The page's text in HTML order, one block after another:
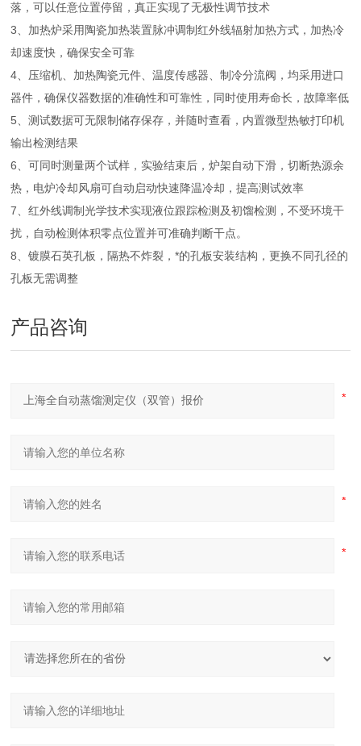
落，可以任意位置停留，真正实现了无极性调节技术
3、加热炉采用陶瓷加热装置脉冲调制红外线辐射加热方式，加热冷
却速度快，确保安全可靠
4、压缩机、加热陶瓷元件、温度传感器、制冷分流阀，均采用进口
器件，确保仪器数据的准确性和可靠性，同时使用寿命长，故障率低
5、测试数据可无限制储存保存，并随时查看，内置微型热敏打印机
输出检测结果
6、可同时测量两个试样，实验结束后，炉架自动下滑，切断热源余
热，电炉冷却风扇可自动启动快速降温冷却，提高测试效率
7、红外线调制光学技术实现液位跟踪检测及初馏检测，不受环境干
扰，自动检测体积零点位置并可准确判断干点。
8、镀膜石英孔板，隔热不炸裂，*的孔板安装结构，更换不同孔径的
孔板无需调整
产品咨询